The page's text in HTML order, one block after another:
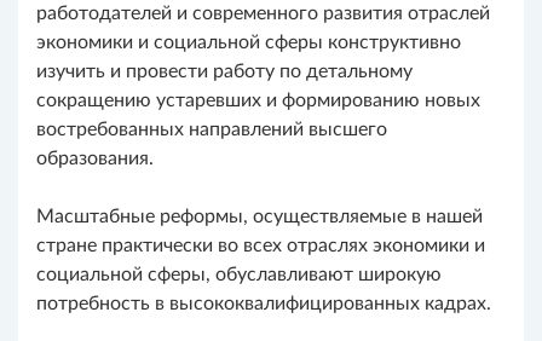
работодателей и современного развития отраслей
экономики и социальной сферы конструктивно
изучить и провести работу по детальному
сокращению устаревших и формированию новых
востребованных направлений высшего
образования.
Масштабные реформы, осуществляемые в нашей
стране практически во всех отраслях экономики и
социальной сферы, обуславливают широкую
потребность в высококвалифицированных кадрах.